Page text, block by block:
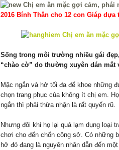
2016 Bính Thân cho 12 con Giáp dựa
Sống trong môi trường nhiều gái
“chào cờ” do thường xuyên dán mắt
Mặc ngắn và hở tối đa để khoe những
chọn trang phục của không ít chị em.
ngắn thì phải thừa nhận là rất quyến rũ.
Nhưng đôi khi họ lại quá lạm dụng loại
chơi cho đến chốn công sở. Có những
hở đó đang là nguyên nhân dẫn đến